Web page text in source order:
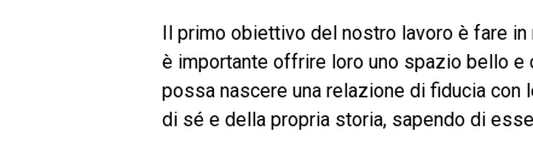
Il primo obiettivo del nostro lavoro è fare
è importante offrire loro uno spazio bello
possa nascere una relazione di fiducia con
di sé e della propria storia, sapendo di